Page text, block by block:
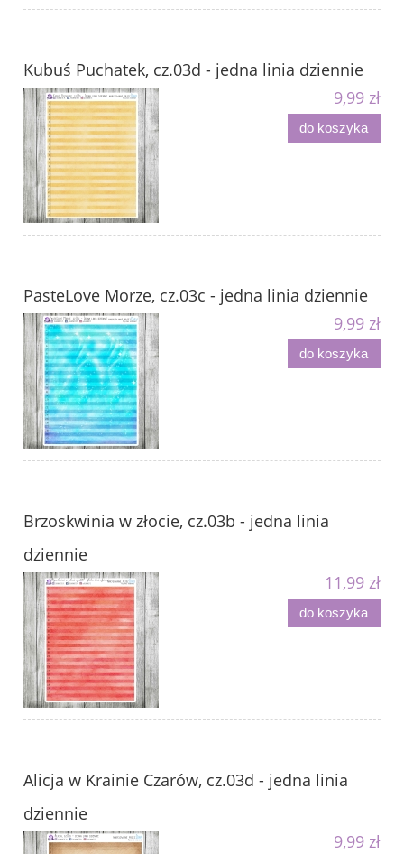
Kubuś Puchatek, cz.03d - jedna linia dziennie
9,99 zł
do koszyka
PasteLove Morze, cz.03c - jedna linia dziennie
9,99 zł
do koszyka
Brzoskwinia w złocie, cz.03b - jedna linia
dziennie
11,99 zł
do koszyka
Alicja w Krainie Czarów, cz.03d - jedna linia
dziennie
9,99 zł